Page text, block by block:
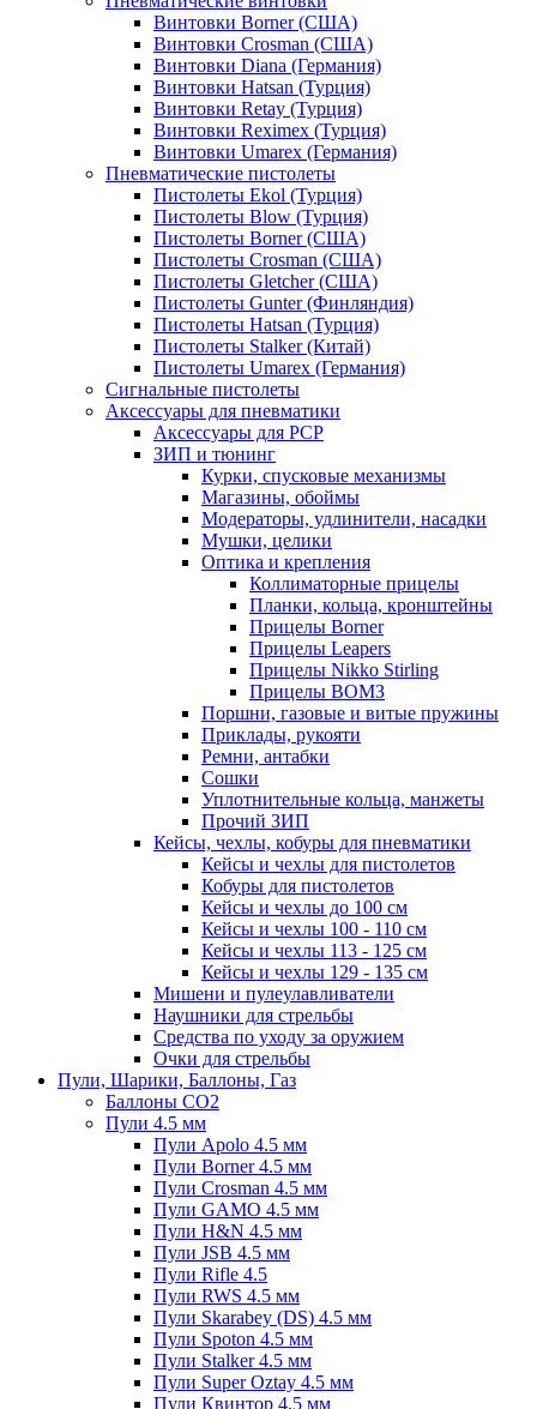
Винтовки Borner (США)
Винтовки Crosman (США)
Винтовки Diana (Германия)
Винтовки Hatsan (Турция)
Винтовки Retay (Турция)
Винтовки Reximex (Турция)
Винтовки Umarex (Германия)
Пневматические пистолеты
Пистолеты Ekol (Турция)
Пистолеты Blow (Турция)
Пистолеты Borner (США)
Пистолеты Crosman (США)
Пистолеты Gletcher (США)
Пистолеты Gunter (Финляндия)
Пистолеты Hatsan (Турция)
Пистолеты Stalker (Китай)
Пистолеты Umarex (Германия)
Сигнальные пистолеты
Аксессуары для пневматики
Аксессуары для PCP
ЗИП и тюнинг
Курки, спусковые механизмы
Магазины, обоймы
Модераторы, удлинители, насадки
Мушки, целики
Оптика и крепления
Коллиматорные прицелы
Планки, кольца, кронштейны
Прицелы Borner
Прицелы Leapers
Прицелы Nikko Stirling
Прицелы ВОМЗ
Поршни, газовые и витые пружины
Приклады, рукояти
Ремни, антабки
Сошки
Уплотнительные кольца, манжеты
Прочий ЗИП
Кейсы, чехлы, кобуры для пневматики
Кейсы и чехлы для пистолетов
Кобуры для пистолетов
Кейсы и чехлы до 100 см
Кейсы и чехлы 100 - 110 см
Кейсы и чехлы 113 - 125 см
Кейсы и чехлы 129 - 135 см
Мишени и пулеулавливатели
Наушники для стрельбы
Средства по уходу за оружием
Очки для стрельбы
Пули, Шарики, Баллоны, Газ
Баллоны CO2
Пули 4.5 мм
Пули Apolo 4.5 мм
Пули Borner 4.5 мм
Пули Crosman 4.5 мм
Пули GAMO 4.5 мм
Пули H&N 4.5 мм
Пули JSB 4.5 мм
Пули Rifle 4.5
Пули RWS 4.5 мм
Пули Skarabey (DS) 4.5 мм
Пули Spoton 4.5 мм
Пули Stalker 4.5 мм
Пули Super Oztay 4.5 мм
Пули Квинтор 4.5 мм